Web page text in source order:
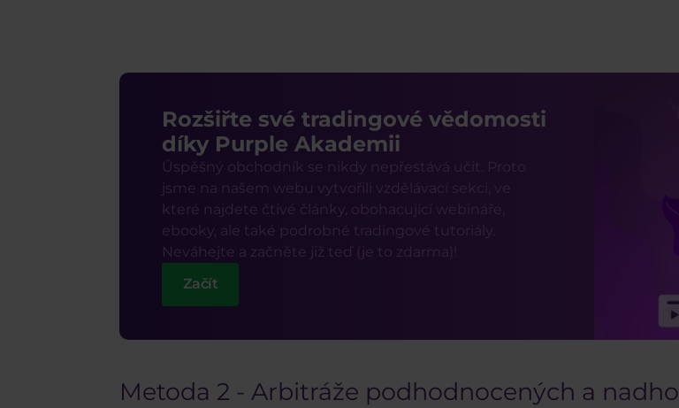
Rozšiřte své tradingové vědomosti
díky Purple Akademii
Úspěšný obchodník se nikdy nepřestává učit. Proto
jsme na našem webu vytvořili vzdělávací sekci, ve
které najdete čtivé články, obohacující webináře,
ebooky, ale také podrobné tradingové tutoriály.
Neváhejte a začněte již teď (je to zdarma)!
Začít
Metoda 2 - Arbitráže podhodnocených a